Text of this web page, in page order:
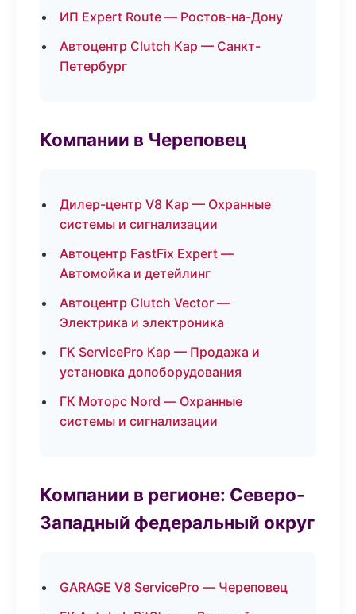
ИП Expert Route — Ростов-на-Дону
Автоцентр Clutch Кар — Санкт-
Петербург
Компании в Череповец
Дилер-центр V8 Кар — Охранные
системы и сигнализации
Автоцентр FastFix Expert —
Автомойка и детейлинг
Автоцентр Clutch Vector —
Электрика и электроника
ГК ServicePro Кар — Продажа и
установка допоборудования
ГК Моторс Nord — Охранные
системы и сигнализации
Компании в регионе: Северо-
Западный федеральный округ
GARAGE V8 ServicePro — Череповец